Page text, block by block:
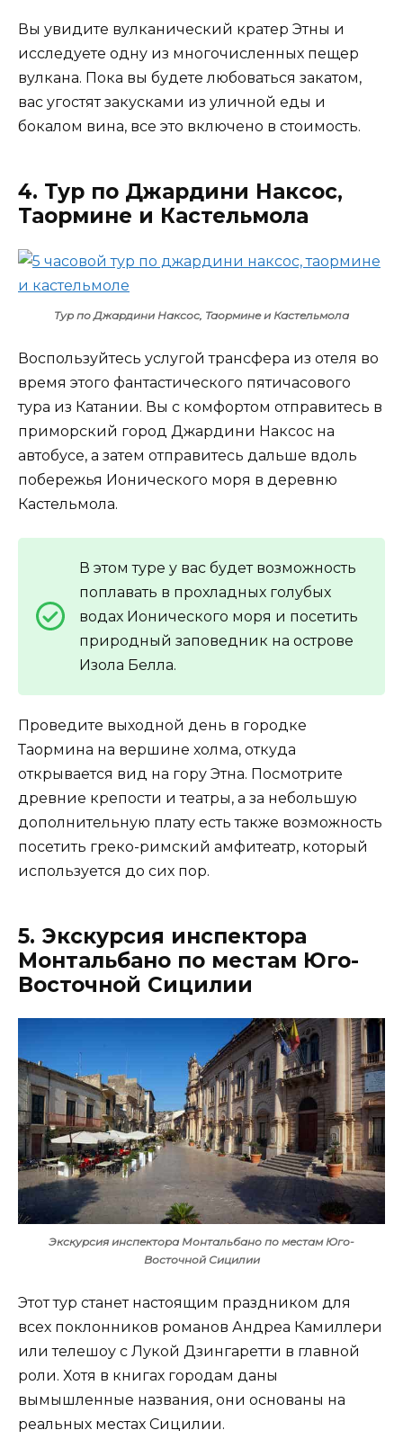
Вы увидите вулканический кратер Этны и
исследуете одну из многочисленных пещер
вулкана. Пока вы будете любоваться закатом,
вас угостят закусками из уличной еды и
бокалом вина, все это включено в стоимость.
4. Тур по Джардини Наксос,
Таормине и Кастельмола
Тур по Джардини Наксос, Таормине и Кастельмола
Воспользуйтесь услугой трансфера из отеля во
время этого фантастического пятичасового
тура из Катании. Вы с комфортом отправитесь в
приморский город Джардини Наксос на
автобусе, а затем отправитесь дальше вдоль
побережья Ионического моря в деревню
Кастельмола.
В этом туре у вас будет возможность
поплавать в прохладных голубых
водах Ионического моря и посетить
природный заповедник на острове
Изола Белла.
Проведите выходной день в городке
Таормина на вершине холма, откуда
открывается вид на гору Этна. Посмотрите
древние крепости и театры, а за небольшую
дополнительную плату есть также возможность
посетить греко-римский амфитеатр, который
используется до сих пор.
5. Экскурсия инспектора
Монтальбано по местам Юго-
Восточной Сицилии
Экскурсия инспектора Монтальбано по местам Юго-
Восточной Сицилии
Этот тур станет настоящим праздником для
всех поклонников романов Андреа Камиллери
или телешоу с Лукой Дзингаретти в главной
роли. Хотя в книгах городам даны
вымышленные названия, они основаны на
реальных местах Сицилии.